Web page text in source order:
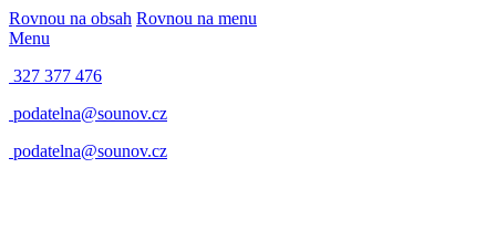
Rovnou na obsah Rovnou na menu
Menu
327 377 476
podatelna@sounov.cz
podatelna@sounov.cz